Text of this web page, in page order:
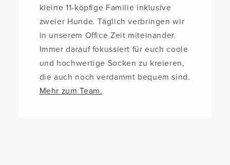
kleine 11-köpfige Familie inklusive
zweier Hunde. Täglich verbringen wir
in unserem Office Zeit miteinander.
Immer darauf fokussiert für euch coole
und hochwertige Socken zu kreieren,
die auch noch verdammt bequem sind.
Mehr zum Team.